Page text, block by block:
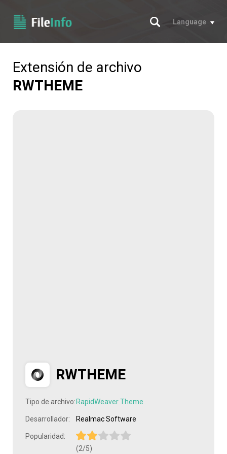
Buscar
Language
Extensión de archivo
RWTHEME
RWTHEME
Tipo de archivo: RapidWeaver Theme
Desarrollador: Realmac Software
Popularidad:
(2/5)